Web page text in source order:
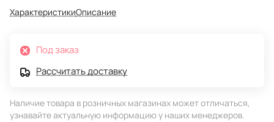
ХарактеристикиОписание
Под заказ
Рассчитать доставку
Наличие товара в розничных магазинах может отличаться,
узнавайте актуальную информацию у наших менеджеров.